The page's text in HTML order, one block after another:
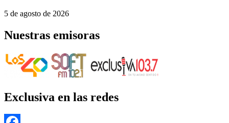
5 de agosto de 2026
Nuestras emisoras
Exclusiva en las redes